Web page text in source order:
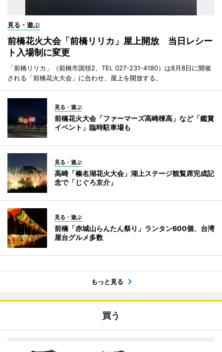
見る・遊ぶ
前橋花火大会「前橋リリカ」屋上開放 当日レシー
ト入場制に変更
「前橋リリカ」（前橋市国領2、TEL 027-231-4180）は8月8日に開催
される「前橋花火大会」に合わせ、屋上を開放する。
見る・遊ぶ
前橋花火大会「ファーマーズ高崎棟高」など「鑑賞
イベント」臨時駐車場も
見る・遊ぶ
高崎「榛名湖花火大会」湖上ステージ観覧席完成記
念で「じぐろ京介」
見る・遊ぶ
前橋「赤城山らんたん祭り」ランタン600個、台湾
屋台グルメ多数
もっと見る
買う